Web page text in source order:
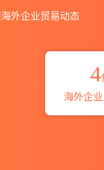
外企业贸易动态
4
海外企